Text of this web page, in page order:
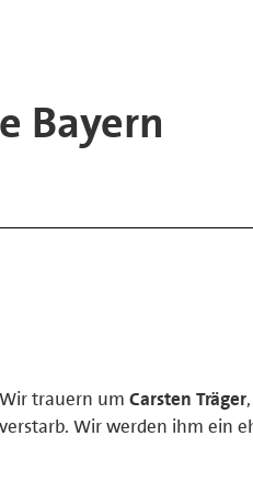
Bayern
Wir trauern um Carsten Träger
verstarb. Wir werden ihm ein